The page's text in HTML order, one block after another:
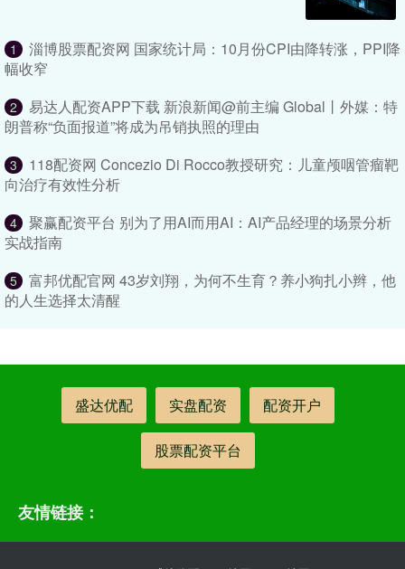
1
淄博股票配资网 国家统计局：10月份CPI由降转涨，PPI降
幅收窄
2
易达人配资APP下载 新浪新闻@前主编 Global丨外媒：特
朗普称“负面报道”将成为吊销执照的理由
3
118配资网 Concezio Di Rocco教授研究：儿童颅咽管瘤靶
向治疗有效性分析
4
聚赢配资平台 别为了用AI而用AI：AI产品经理的场景分析
实战指南
5
富邦优配官网 43岁刘翔，为何不生育？养小狗扎小辫，他
的人生选择太清醒
盛达优配 实盘配资 配资开户
股票配资平台
友情链接：